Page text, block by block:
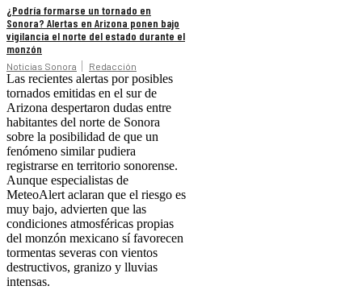
¿Podría formarse un tornado en
Sonora? Alertas en Arizona ponen bajo
vigilancia el norte del estado durante el
monzón
Noticias Sonora Redacción
Las recientes alertas por posibles
tornados emitidas en el sur de
Arizona despertaron dudas entre
habitantes del norte de Sonora
sobre la posibilidad de que un
fenómeno similar pudiera
registrarse en territorio sonorense.
Aunque especialistas de
MeteoAlert aclaran que el riesgo es
muy bajo, advierten que las
condiciones atmosféricas propias
del monzón mexicano sí favorecen
tormentas severas con vientos
destructivos, granizo y lluvias
intensas.